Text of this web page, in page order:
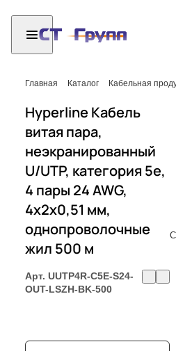
Главная Каталог Кабельная
Hyperline Кабель
витая пара,
неэкранированный
U/UTP, категория 5e,
4 пары 24 AWG,
4х2х0,51 мм,
однопроволочные
жил 500 м
Арт. UUTP4R-C5E-S24-
OUT-LSZH-BK-500